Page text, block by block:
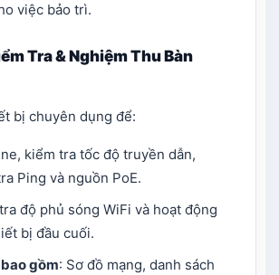
việc bảo trì.
Tra & Nghiệm Thu Bàn
bị chuyên dụng để:
kiểm tra tốc độ truyền dẫn,
Ping và nguồn PoE.
độ phủ sóng WiFi và hoạt động
bị đầu cuối.
gồm: Sơ đồ mạng, danh sách